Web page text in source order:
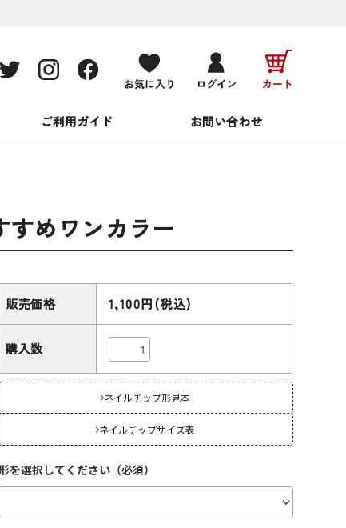
ご利用ガイド お問い合わせ
すめワンカラー
販売価格 1,100円(税込)
購入数
ネイルチップ形見本
ネイルチップサイズ表
を選択してください（必須）